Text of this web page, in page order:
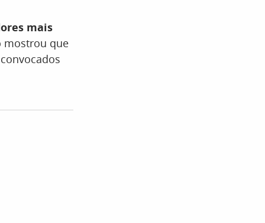
mais
mostrou que